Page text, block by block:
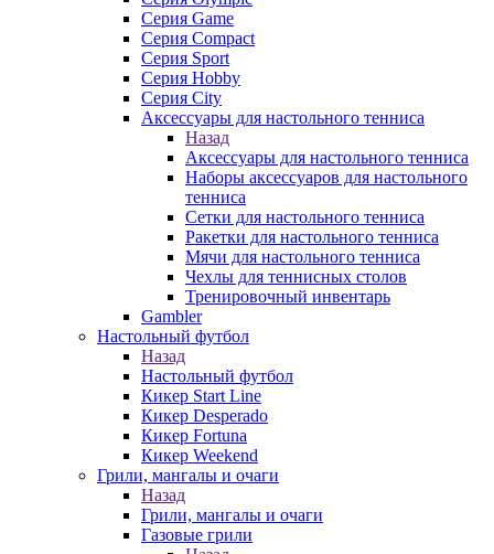
Серия Game
Серия Compact
Серия Sport
Серия Hobby
Серия City
Аксессуары для настольного тенниса
Назад
Аксессуары для настольного тенниса
Наборы аксессуаров для настольного
тенниса
Сетки для настольного тенниса
Ракетки для настольного тенниса
Мячи для настольного тенниса
Чехлы для теннисных столов
Тренировочный инвентарь
Gambler
Настольный футбол
Назад
Настольный футбол
Кикер Start Line
Кикер Desperado
Кикер Fortuna
Кикер Weekend
Грили, мангалы и очаги
Назад
Грили, мангалы и очаги
Газовые грили